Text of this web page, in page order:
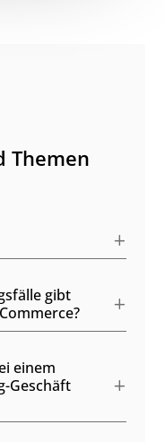
Themen
gibt
einem
Geschäft